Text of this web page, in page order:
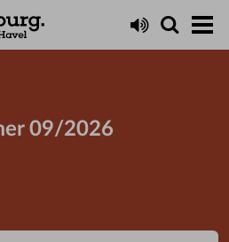
09/2026